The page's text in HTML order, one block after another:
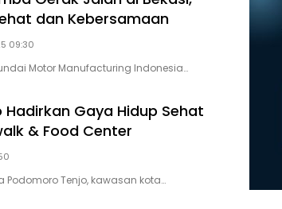
dan Kebersamaan
09:30
Motor Manufacturing Indonesia…
Gaya Hidup Sehat
& Food Center
Podomoro Tenjo, kawasan kota…